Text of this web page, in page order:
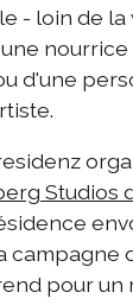
Berlin
d'été
EXTRA-
HORS
Die
Berlin
- loin de
d'une
Studios
campagne
pour un